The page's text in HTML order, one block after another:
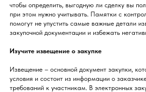
чтобы определить, выгодную ли сделку вы
при этом нужно учитывать. Памятки с
помогут не упустить самые важные детали
закупочной документации и избежать
Изучите извещение о закупке
Извещение – основной документ закупки,
условия и состоит из информации о
требований к участникам. В электронных